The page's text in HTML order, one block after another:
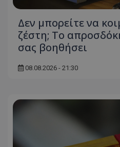
Δεν μπορείτε να
ζέστη; Το
σας βοηθήσει
08.08.2026 - 21:30